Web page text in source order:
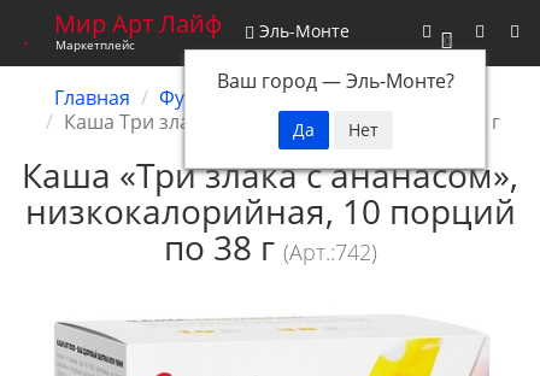
0
Мир Арт Лайф
Маркетплейс
Эль-Монте
Ваш город —Эль-Монте?
Главная Функциональное питание
Каша Три злака с ананасом, 10 порций по 38 г
Каша «Три злака с ананасом»,
низкокалорийная, 10 порций
по 38 г (Арт.:742)